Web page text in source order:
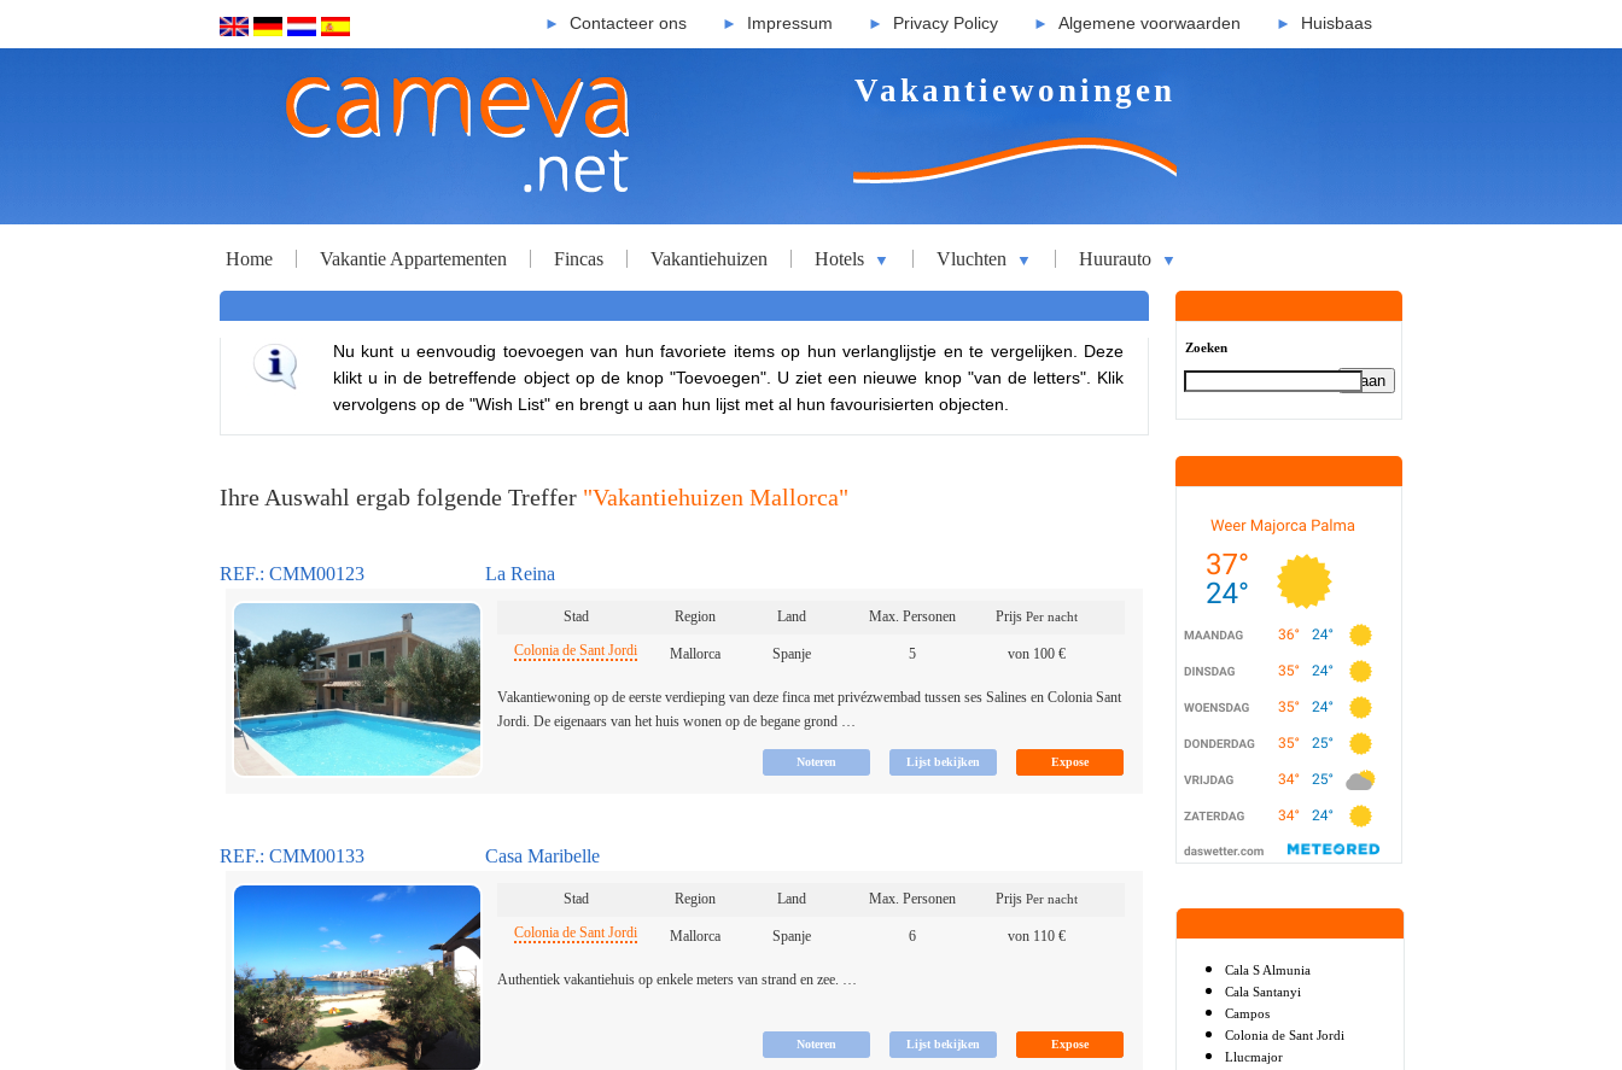
► Contacteer ons ► Impressum ► Privacy Policy ► Algemene voorwaarden ► Huisbaas
Vakantiewoningen
Home Vakantie Appartementen Fincas Vakantiehuizen Hotels ▼ Vluchten ▼ Huurauto ▼
Zoeken
Cala S Almunia
Cala Santanyi
Campos
Colonia de Sant Jordi
Llucmajor
Nu kunt u eenvoudig toevoegen van hun favoriete items op hun verlanglijstje en te vergelijken. Deze
klikt u in de betreffende object op de knop "Toevoegen". U ziet een nieuwe knop "van de letters". Klik
vervolgens op de "Wish List" en brengt u aan hun lijst met al hun favourisierten objecten.
Ihre Auswahl ergab folgende Treffer "Vakantiehuizen Mallorca"
REF.: CMM00123 La Reina
Region Land Max. Personen
Stad Prijs Per nacht
Mallorca Spanje 5
Colonia de Sant Jordi von 100 €
Vakantiewoning op de eerste verdieping van deze finca met privézwembad tussen ses Salines en Colonia Sant
Jordi. De eigenaars van het huis wonen op de begane grond …
REF.: CMM00133 Casa Maribelle
Region Land Max. Personen
Stad Prijs Per nacht
Mallorca Spanje 6
Colonia de Sant Jordi von 110 €
Authentiek vakantiehuis op enkele meters van strand en zee. …